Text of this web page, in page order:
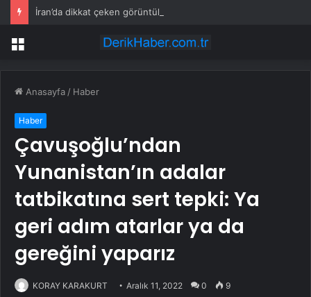
Menü
Anasayfa / Haber
Haber
Çavuşoğlu’ndan
Yunanistan’ın adalar
tatbikatına sert tepki: Ya
geri adım atarlar ya da
gereğini yaparız
KORAY KARAKURT Aralık 11, 2022 0 9